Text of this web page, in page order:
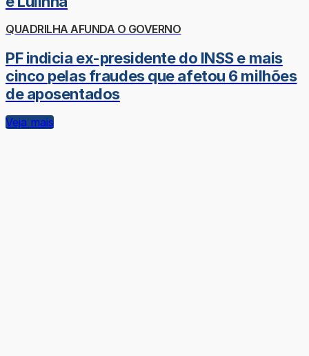
QUADRILHA AFUNDA O GOVERNO
PF indicia ex-presidente do INSS e mais
cinco pelas fraudes que afetou 6 milhões
de aposentados
Veja mais